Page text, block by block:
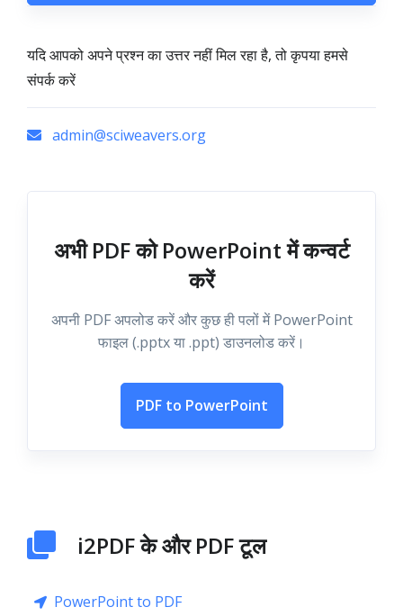
यदि आपको अपने प्रश्न का उत्तर नहीं मिल रहा है, तो कृपया हमसे
संपर्क करें
admin@sciweavers.org
अभी PDF को PowerPoint में कन्वर्ट
करें
अपनी PDF अपलोड करें और कुछ ही पलों में PowerPoint
फाइल (.pptx या .ppt) डाउनलोड करें।
PDF to PowerPoint
i2PDF के और PDF टूल
PowerPoint to PDF